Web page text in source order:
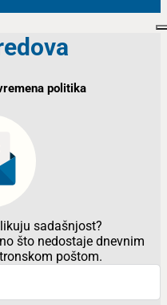
politika
sadašnjost?
što nedostaje dnevnim
poštom.